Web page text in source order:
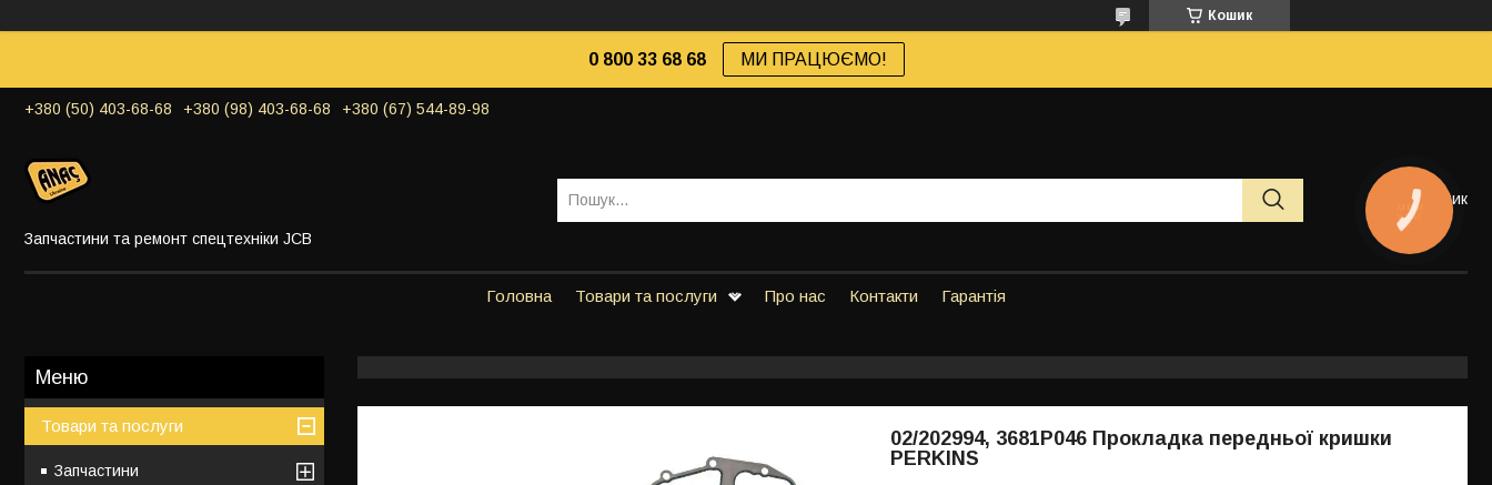
Кошик
0 800 33 68 68 МИ ПРАЦЮЄМО!
+380 (50) 403-68-68 +380 (98) 403-68-68 +380 (67) 544-89-98
Запчастини та ремонт спецтехніки JCB
Кошик
Головна Товари та послуги Про нас Контакти Гарантія
02/202994, 3681P046 Прокладка передньої кришки
PERKINS
Товари та послуги
Запчастини
КНОПКА
ЗВ'ЯЗКУ